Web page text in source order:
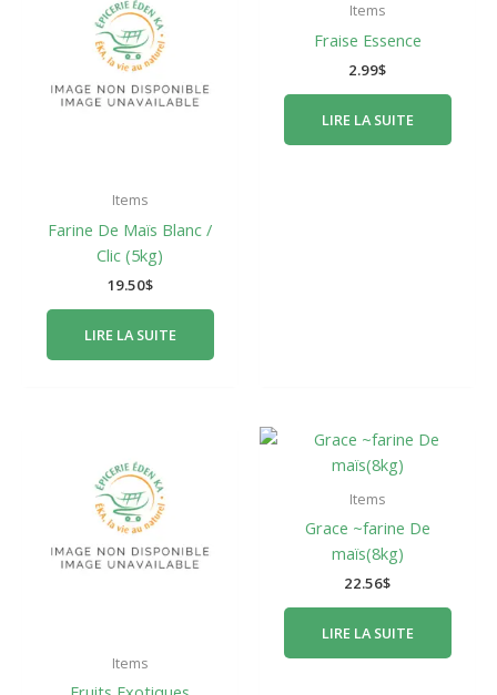
Items
Farine De Maïs Blanc /
Clic (5kg)
19.50$
LIRE LA SUITE
Items
Fraise Essence
2.99$
LIRE LA SUITE
Items
Items
Grace ~farine De
maïs(8kg)
22.56$
LIRE LA SUITE